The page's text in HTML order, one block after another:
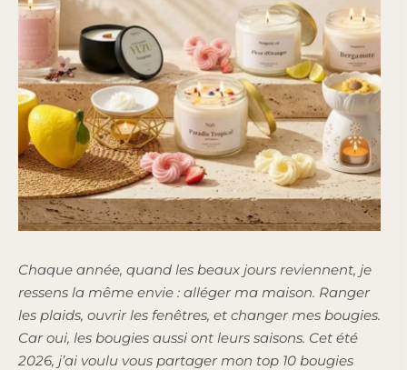
Chaque année, quand les beaux jours reviennent, je
ressens la même envie : alléger ma maison. Ranger
les plaids, ouvrir les fenêtres, et changer mes bougies.
Car oui, les bougies aussi ont leurs saisons. Cet été
2026, j’ai voulu vous partager mon top 10 bougies